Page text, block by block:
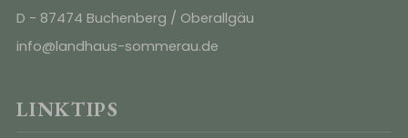
D - 87474 Buchenberg / Oberallgäu
info@landhaus-sommerau.de
LINKTIPS